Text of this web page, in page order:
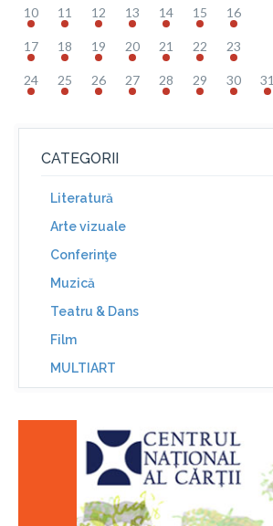
10 11 12 13 14 15 16
17 18 19 20 21 22 23
24 25 26 27 28 29 30 31
CATEGORII
Literatură
Arte vizuale
Conferinţe
Muzică
Teatru & Dans
Film
MULTIART